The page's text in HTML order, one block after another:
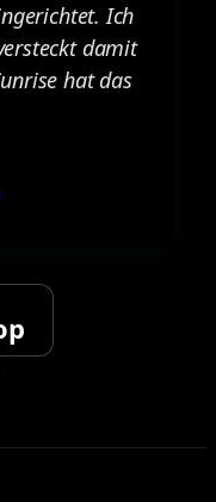
Ich
damit
hat das